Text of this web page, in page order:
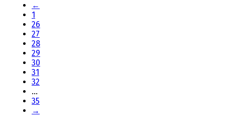
←
1
26
27
28
29
30
31
32
...
35
→